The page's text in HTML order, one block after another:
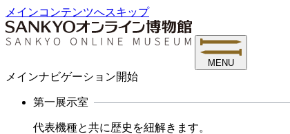
メインコンテンツへスキップ
MENU
メインナビゲーション開始
第一展示室
代表機種と共に歴史を紐解きます。